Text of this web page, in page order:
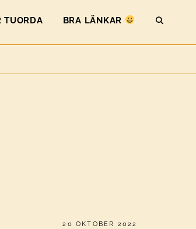
TUORDA BRA LÄNKAR
PUBLICERAT
20 OKTOBER 2022